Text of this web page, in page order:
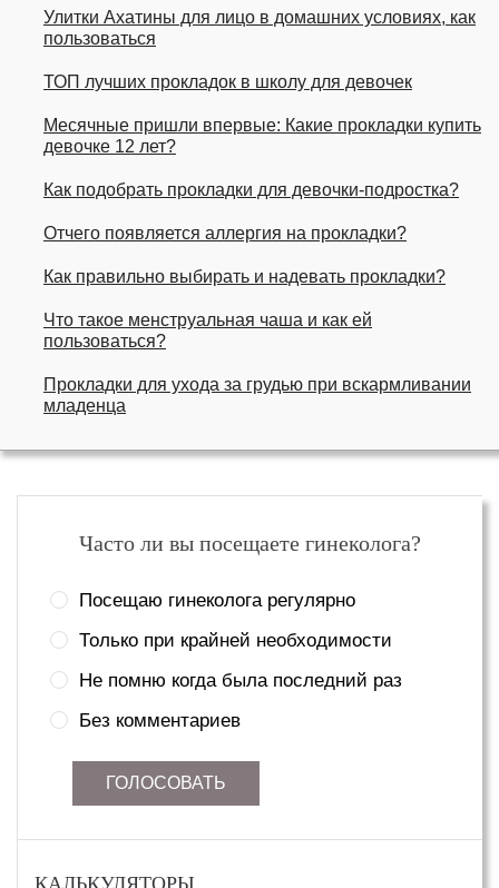
Улитки Ахатины для лицо в домашних условиях, как
пользоваться
ТОП лучших прокладок в школу для девочек
Месячные пришли впервые: Какие прокладки купить
девочке 12 лет?
Как подобрать прокладки для девочки-подростка?
Отчего появляется аллергия на прокладки?
Как правильно выбирать и надевать прокладки?
Что такое менструальная чаша и как ей
пользоваться?
Прокладки для ухода за грудью при вскармливании
младенца
Часто ли вы посещаете гинеколога?
Посещаю гинеколога регулярно
Только при крайней необходимости
Не помню когда была последний раз
Без комментариев
ГОЛОСОВАТЬ
КАЛЬКУЛЯТОРЫ